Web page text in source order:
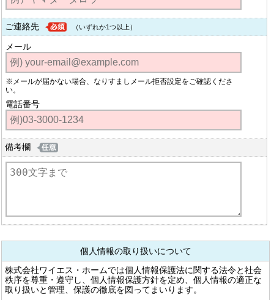
ご連絡先 （いずれか1つ以上）
メール
※メールが届かない場合、なりすましメール拒否設定をご確認くださ
い。
電話番号
備考欄
個人情報の取り扱いについて
株式会社ワイエス・ホームでは個人情報保護法に関する法令と社会
秩序を尊重・遵守し、個人情報保護方針を定め、個人情報の適正な
取り扱いと管理、保護の徹底を図ってまいります。